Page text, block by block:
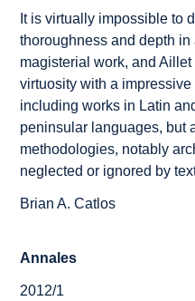
It is virtually impossible to
thoroughness and depth
magisterial work, and
virtuosity with a
including works in Latin
peninsular languages, but
methodologies, notably
neglected or ignored by
Brian A. Catlos
Annales
2012/1